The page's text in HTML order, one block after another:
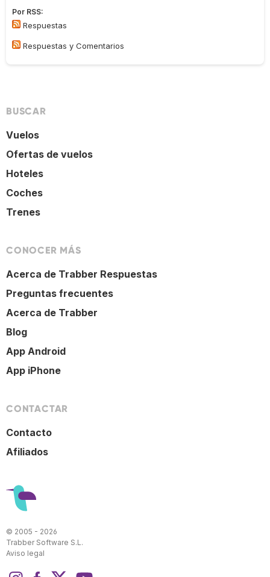
Por RSS:
Respuestas
Respuestas y Comentarios
BUSCAR
Vuelos
Ofertas de vuelos
Hoteles
Coches
Trenes
CONOCER MÁS
Acerca de Trabber Respuestas
Preguntas frecuentes
Acerca de Trabber
Blog
App Android
App iPhone
CONTACTAR
Contacto
Afiliados
© 2005 - 2026
Trabber Software S.L.
Aviso legal